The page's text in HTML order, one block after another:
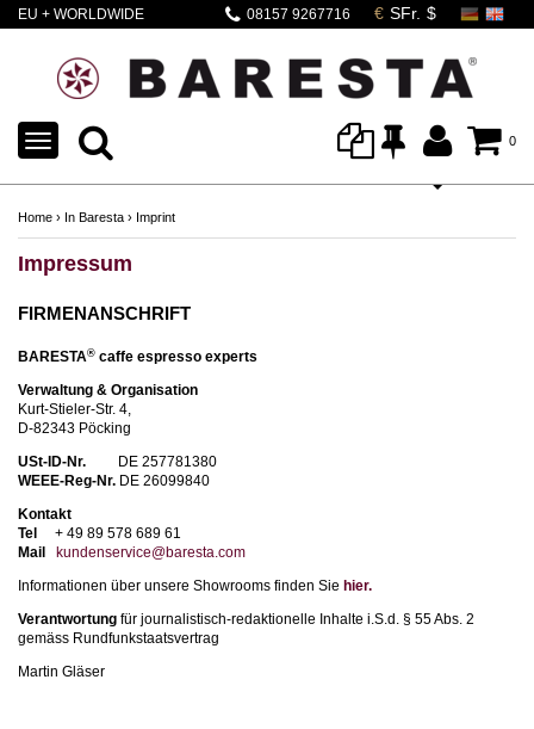
EU + WORLDWIDE
08157 9267716
0
TOGGLE
NAVIGATION
Home › In Baresta › Imprint
Impressum
FIRMENANSCHRIFT
BARESTA® caffe espresso experts
Verwaltung & Organisation
Kurt-Stieler-Str. 4,
D-82343 Pöcking
USt-ID-Nr. DE 257781380
WEEE-Reg-Nr. DE 26099840
Kontakt
Tel
+ 49 89 578 689 61
Mail
kundenservice@baresta.com
Informationen über unsere Showrooms finden Sie hier.
Verantwortung für journalistisch-redaktionelle Inhalte i.S.d. § 55 Abs. 2
gemäss Rundfunkstaatsvertrag
Martin Gläser